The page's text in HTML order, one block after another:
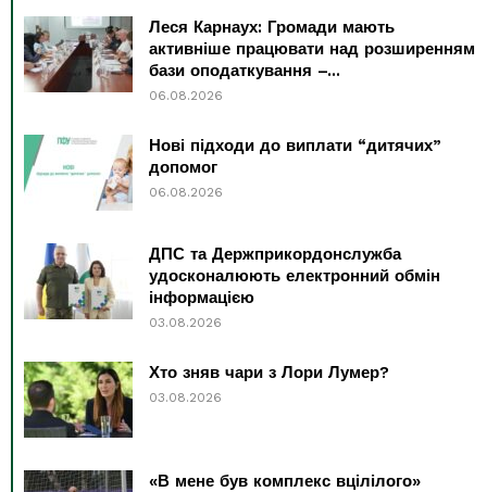
Леся Карнаух: Громади мають
активніше працювати над розширенням
бази оподаткування –...
06.08.2026
Нові підходи до виплати “дитячих”
допомог
06.08.2026
ДПС та Держприкордонслужба
удосконалюють електронний обмін
інформацією
03.08.2026
Хто зняв чари з Лори Лумер?
03.08.2026
«В мене був комплекс вцілілого»